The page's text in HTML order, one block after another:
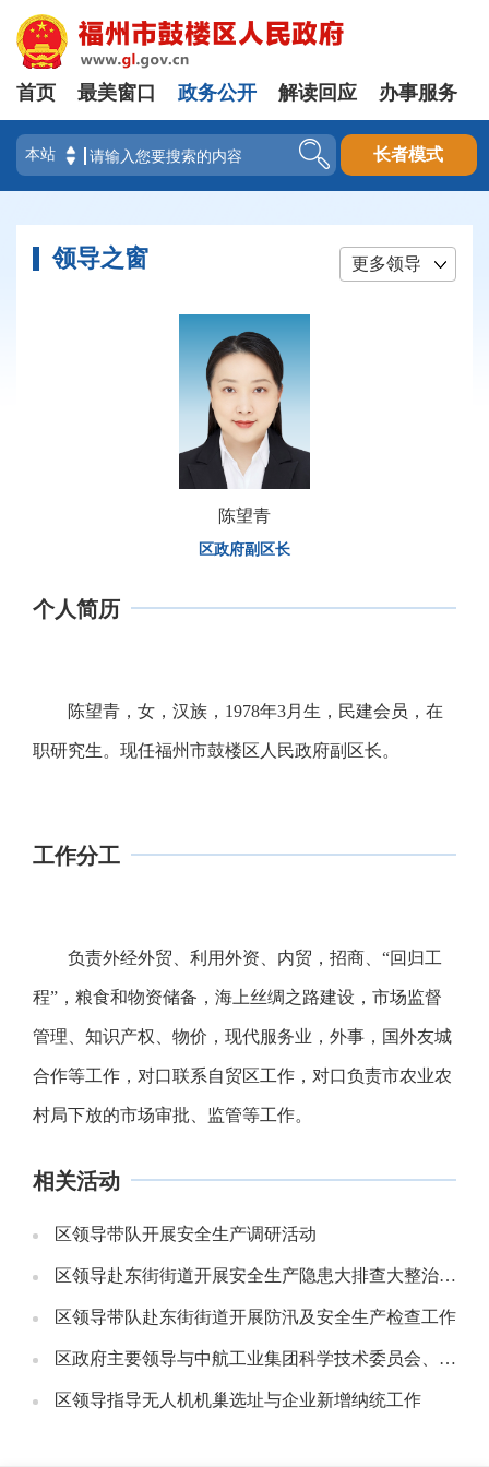
登录
首页 最美窗口 政务公开 解读回应 办事服务
长者模式
领导之窗 更多领导
陈望青
区政府副区长
个人简历
陈望青，女，汉族，1978年3月生，民建会员，在
职研究生。现任福州市鼓楼区人民政府副区长。
工作分工
负责外经外贸、利用外资、内贸，招商、“回归工
程”，粮食和物资储备，海上丝绸之路建设，市场监督
管理、知识产权、物价，现代服务业，外事，国外友城
合作等工作，对口联系自贸区工作，对口负责市农业农
村局下放的市场审批、监管等工作。
相关活动
区领导带队开展安全生产调研活动
区领导赴东街街道开展安全生产隐患大排查大整治专项行动暨生态环境保护检查活动
区领导带队赴东街街道开展防汛及安全生产检查工作
区政府主要领导与中航工业集团科学技术委员会、金城集团开展“加快低空经济产业发展”座谈会
区领导指导无人机机巢选址与企业新增纳统工作